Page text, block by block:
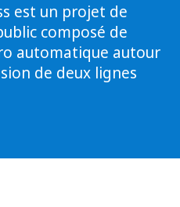
est un projet de
composé de
automatique autour
de deux lignes